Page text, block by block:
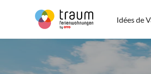
Idées de